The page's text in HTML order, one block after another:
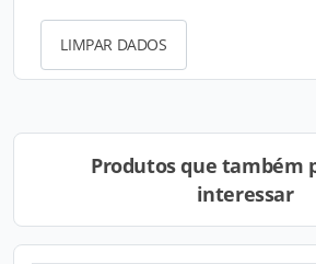
LIMPAR DADOS
Produtos que também
interessar